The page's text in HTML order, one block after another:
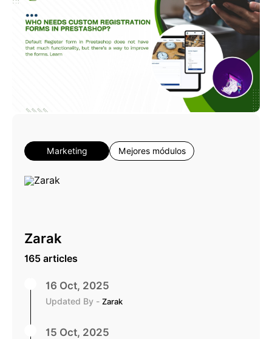
Marketing Mejores módulos
Zarak
165 articles
16 Oct, 2025
Updated By - Zarak
15 Oct, 2025